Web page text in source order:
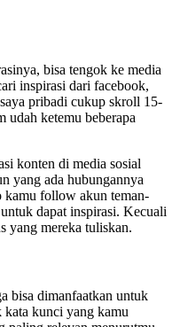
bisa tengok ke media
inspirasi dari facebook,
pribadi cukup skroll 15-
udah ketemu beberapa
konten di media sosial
yang ada hubungannya
kamu follow akun teman-
dapat inspirasi. Kecuali
yang mereka tuliskan.
bisa dimanfaatkan untuk
kunci yang kamu